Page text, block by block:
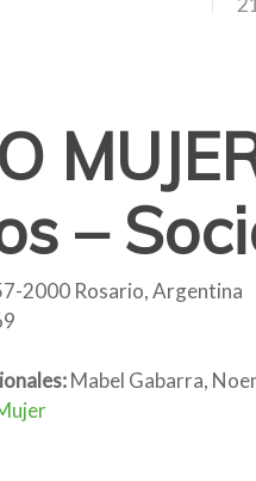
–
2000 Rosario, Argentina
Mabel Gabarra,